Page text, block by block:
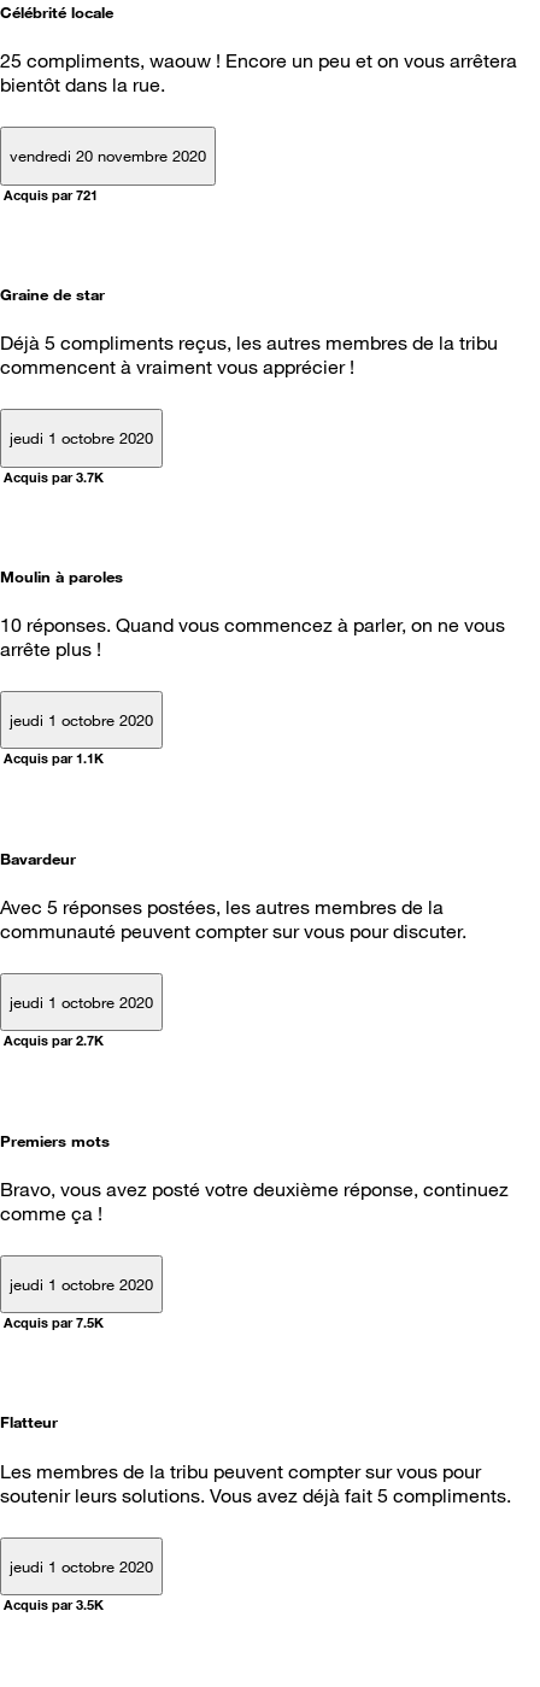
Célébrité locale
25 compliments, waouw ! Encore un peu et on vous arrêtera
bientôt dans la rue.
vendredi 20 novembre 2020
Acquis par 721
Graine de star
Déjà 5 compliments reçus, les autres membres de la tribu
commencent à vraiment vous apprécier !
jeudi 1 octobre 2020
Acquis par 3.7K
Moulin à paroles
10 réponses. Quand vous commencez à parler, on ne vous
arrête plus !
jeudi 1 octobre 2020
Acquis par 1.1K
Bavardeur
Avec 5 réponses postées, les autres membres de la
communauté peuvent compter sur vous pour discuter.
jeudi 1 octobre 2020
Acquis par 2.7K
Premiers mots
Bravo, vous avez posté votre deuxième réponse, continuez
comme ça !
jeudi 1 octobre 2020
Acquis par 7.5K
Flatteur
Les membres de la tribu peuvent compter sur vous pour
soutenir leurs solutions. Vous avez déjà fait 5 compliments.
jeudi 1 octobre 2020
Acquis par 3.5K